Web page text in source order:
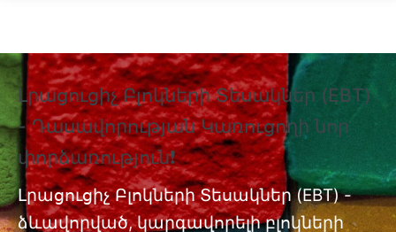
Լրացուցիչ Բլոկների Տեսակներ (EBT)
- Դասավորության Կառուցողի նոր
փորձառություն❗
Լրացուցիչ Բլոկների Տեսակներ (EBT) -
ձևավորված, կարգավորելի բլոկների